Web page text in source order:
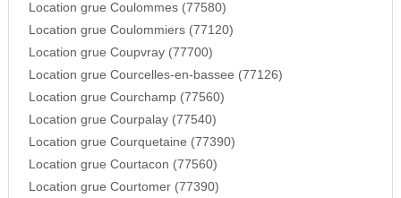
Location grue Coulommes (77580)
Location grue Coulommiers (77120)
Location grue Coupvray (77700)
Location grue Courcelles-en-bassee (77126)
Location grue Courchamp (77560)
Location grue Courpalay (77540)
Location grue Courquetaine (77390)
Location grue Courtacon (77560)
Location grue Courtomer (77390)